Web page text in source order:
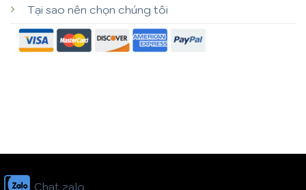
Tại sao nên chọn chúng tôi
Chat zalo